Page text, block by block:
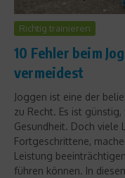
Richtig trainieren
10 Fehler beim
vermeidest
Joggen ist eine der
zu Recht. Es ist
Gesundheit. Doch viele
Fortgeschrittene,
Leistung
führen können. In